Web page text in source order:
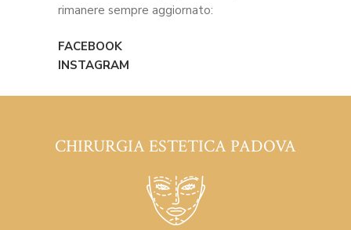
rimanere sempre aggiornato:
FACEBOOK
INSTAGRAM
CHIRURGIA ESTETICA PADOVA